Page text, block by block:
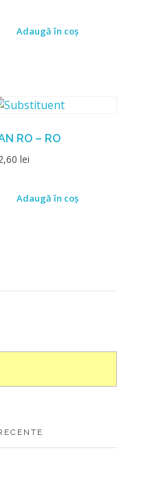
Adaugă în coș
RO – RO
lei
Adaugă în coș